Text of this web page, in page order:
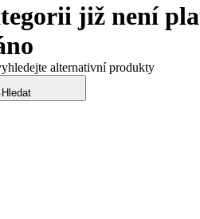
již není
alternativní produkty
Hledat